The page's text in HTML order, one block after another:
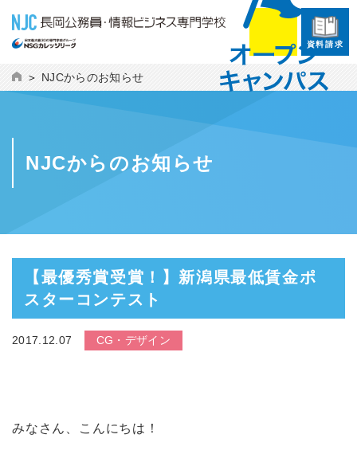
資料請求
NJCからのお知らせ
NJCからのお知らせ
【最優秀賞受賞！】新潟県最低賃金ポ
スターコンテスト
2017.12.07 CG・デザイン
みなさん、こんにちは！